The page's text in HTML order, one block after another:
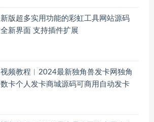
新版超多实用功能的彩虹工具网站源码
全新界面 支持插件扩展
视频教程︱2024最新独角兽发卡网独角
数卡个人发卡商城源码可商用自动发卡